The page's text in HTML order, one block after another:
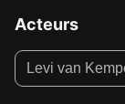
Acteurs
Levi van